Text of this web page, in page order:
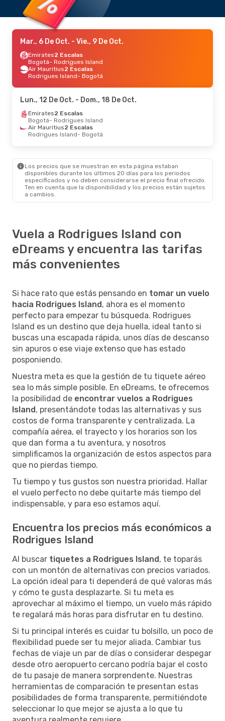
Mar., 6 De Oct. - Vie., 9 De Oct.
Emirates2 Escalas
Bogotá- Rodrigues Island
Air Mauritius2 Escalas
Rodrigues Island- Bogotá
Lun., 12 De Oct. - Dom., 18 De Oct.
Emirates2 Escalas
Bogotá- Rodrigues Island
Air Mauritius2 Escalas
Rodrigues Island- Bogotá
Los precios que se muestran en esta página estaban
disponibles durante los últimos 20 días para los periodos
especificados y no deben considerarse el precio final ofrecido.
Ten en cuenta que la disponibilidad y los precios están sujetos
a cambios.
Vuela a Rodrigues Island con
eDreams y encuentra las tarifas
más convenientes
Si hace rato que estás pensando en tomar un vuelo
hacia Rodrigues Island, ahora es el momento
perfecto para empezar tu búsqueda. Rodrigues
Island es un destino que deja huella, ideal tanto si
buscas una escapada rápida, unos días de descanso
sin apuros o ese viaje extenso que has estado
posponiendo.
Nuestra meta es que la gestión de tu tiquete aéreo
sea lo más simple posible. En eDreams, te ofrecemos
la posibilidad de encontrar vuelos a Rodrigues
Island, presentándote todas las alternativas y sus
costos de forma transparente y centralizada. La
compañía aérea, el trayecto y los horarios son los
que dan forma a tu aventura, y nosotros
simplificamos la organización de estos aspectos para
que no pierdas tiempo.
Tu tiempo y tus gustos son nuestra prioridad. Hallar
el vuelo perfecto no debe quitarte más tiempo del
indispensable, y para eso estamos aquí.
Encuentra los precios más económicos a
Rodrigues Island
Al buscar tiquetes a Rodrigues Island, te toparás
con un montón de alternativas con precios variados.
La opción ideal para ti dependerá de qué valoras más
y cómo te gusta desplazarte. Si tu meta es
aprovechar al máximo el tiempo, un vuelo más rápido
te regalará más horas para disfrutar en tu destino.
Si tu principal interés es cuidar tu bolsillo, un poco de
flexibilidad puede ser tu mejor aliada. Cambiar tus
fechas de viaje un par de días o considerar despegar
desde otro aeropuerto cercano podría bajar el costo
de tu pasaje de manera sorprendente. Nuestras
herramientas de comparación te presentan estas
posibilidades de forma transparente, permitiéndote
seleccionar lo que mejor se ajusta a lo que tu